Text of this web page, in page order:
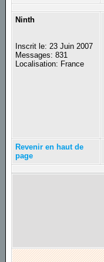
Ninth
Inscrit le: 23 Juin 2007
Messages: 831
Localisation: France
Revenir en haut de
page